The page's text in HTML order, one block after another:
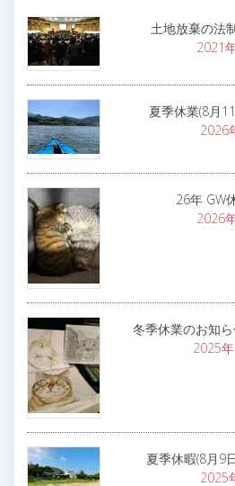
土地放棄の法
2021
夏季休業(8月
2026
26年 GW
2026
冬季休業のお知
2025
夏季休暇(8月9
2025